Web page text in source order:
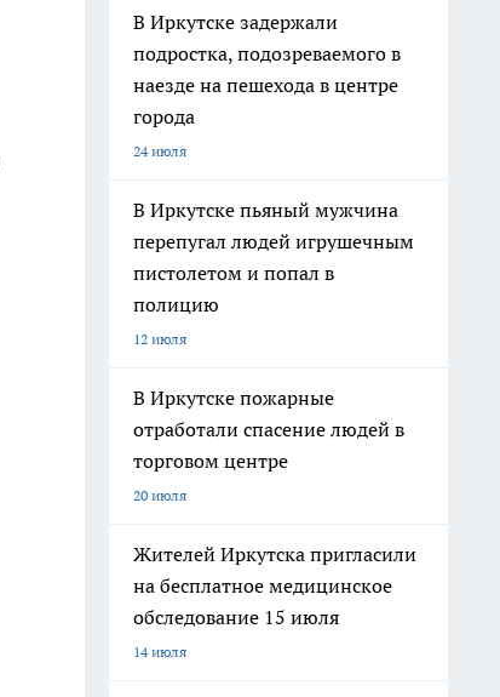
В Иркутске задержали
подростка, подозреваемого в
наезде на пешехода в центре
города
24 июля
В Иркутске пьяный мужчина
перепугал людей игрушечным
пистолетом и попал в
полицию
12 июля
В Иркутске пожарные
отработали спасение людей в
торговом центре
20 июля
Жителей Иркутска пригласили
на бесплатное медицинское
обследование 15 июля
14 июля